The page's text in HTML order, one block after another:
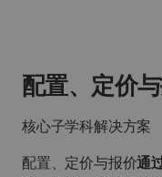
配置、定价
核心子学科解决方案
配置、定价与报价通